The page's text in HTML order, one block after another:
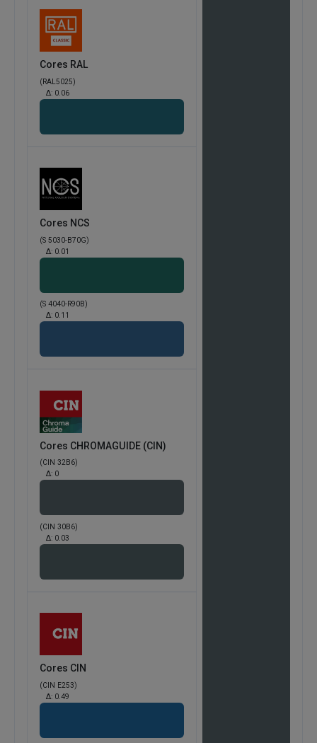
Cores RAL
(RAL5025)
Δ: 0.06
Cores NCS
(S 5030-B70G)
Δ: 0.01
(S 4040-R90B)
Δ: 0.11
Cores CHROMAGUIDE (CIN)
(CIN 32B6)
Δ: 0
(CIN 30B6)
Δ: 0.03
Cores CIN
(CIN E253)
Δ: 0.49